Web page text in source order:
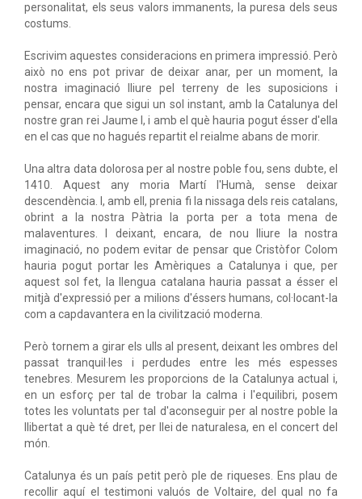
personalitat, els seus valors immanents, la puresa dels seus
costums.
Escrivim aquestes consideracions en primera impressió. Però
això no ens pot privar de deixar anar, per un moment, la
nostra imaginació lliure pel terreny de les suposicions i
pensar, encara que sigui un sol instant, amb la Catalunya del
nostre gran rei Jaume I, i amb el què hauria pogut ésser d'ella
en el cas que no hagués repartit el reialme abans de morir.
Una altra data dolorosa per al nostre poble fou, sens dubte, el
1410. Aquest any moria Martí l'Humà, sense deixar
descendència. I, amb ell, prenia fi la nissaga dels reis catalans,
obrint a la nostra Pàtria la porta per a tota mena de
malaventures. I deixant, encara, de nou lliure la nostra
imaginació, no podem evitar de pensar que Cristòfor Colom
hauria pogut portar les Amèriques a Catalunya i que, per
aquest sol fet, la llengua catalana hauria passat a ésser el
mitjà d'expressió per a milions d'éssers humans, col·locant-la
com a capdavantera en la civilització moderna.
Però tornem a girar els ulls al present, deixant les ombres del
passat tranquil·les i perdudes entre les més espesses
tenebres. Mesurem les proporcions de la Catalunya actual i,
en un esforç per tal de trobar la calma i l'equilibri, posem
totes les voluntats per tal d'aconseguir per al nostre poble la
llibertat a què té dret, per llei de naturalesa, en el concert del
món.
Catalunya és un país petit però ple de riqueses. Ens plau de
recollir aquí el testimoni valuós de Voltaire, del qual no fa